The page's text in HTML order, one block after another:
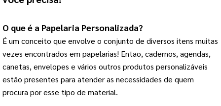
O que é a Papelaria Personalizada?
É um conceito que envolve o conjunto de diversos itens muitas
vezes encontrados em papelarias! Então, cadernos, agendas,
canetas, envelopes e vários outros produtos personalizáveis
estão presentes para atender as necessidades de quem
procura por esse tipo de material.